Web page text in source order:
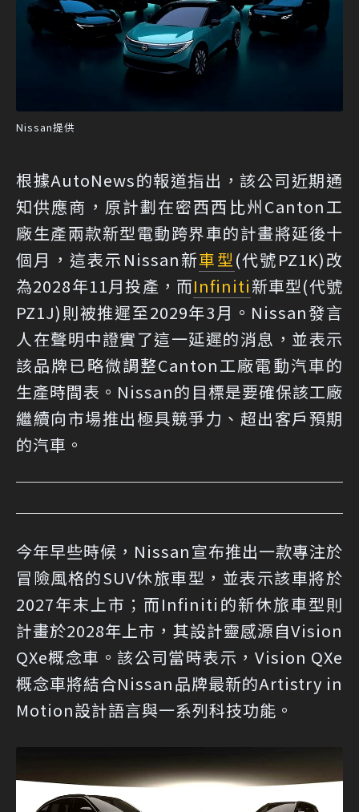
Nissan提供
根據AutoNews的報道指出，該公司近期通
知供應商，原計劃在密西西比州Canton工
廠生產兩款新型電動跨界車的計畫將延後十
個月，這表示Nissan新車型 (代號PZ1K)改
為2028年11月投產，而Infiniti新車型(代號
PZ1J)則被推遲至2029年3月。Nissan發言
人在聲明中證實了這一延遲的消息，並表示
該品牌已略微調整Canton工廠電動汽車的
生產時間表。Nissan的目標是要確保該工廠
繼續向市場推出極具競爭力、超出客戶預期
的汽車。
今年早些時候，Nissan宣布推出一款專注於
冒險風格的SUV休旅車型，並表示該車將於
2027年末上市；而Infiniti的新休旅車型則
計畫於2028年上市，其設計靈感源自Vision
QXe概念車。該公司當時表示，Vision QXe
概念車將結合Nissan品牌最新的Artistry in
Motion設計語言與一系列科技功能。